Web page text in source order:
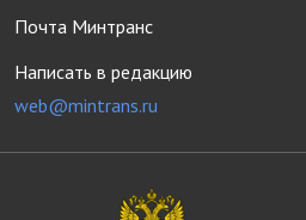
Почта Минтранс
Написать в редакцию
web@mintrans.ru